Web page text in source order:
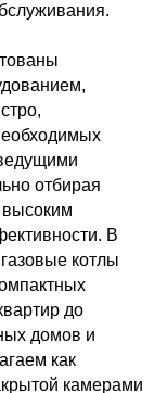
отбирая
высоким
В
котлы
до
домов и
как
камерами